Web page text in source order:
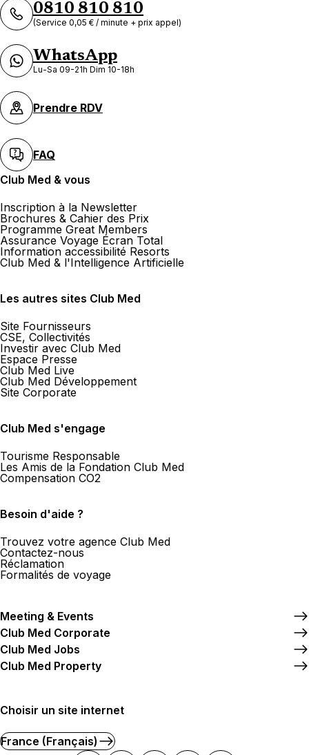
0810 810 810
(Service 0,05 € / minute + prix appel)
WhatsApp
Lu-Sa 09-21h Dim 10-18h
Prendre RDV
FAQ
Club Med & vous
Inscription à la Newsletter
Brochures & Cahier des Prix
Programme Great Members
Assurance Voyage Écran Total
Information accessibilité Resorts
Club Med & l'Intelligence Artificielle
Les autres sites Club Med
Site Fournisseurs
CSE, Collectivités
Investir avec Club Med
Espace Presse
Club Med Live
Club Med Développement
Site Corporate
Club Med s'engage
Tourisme Responsable
Les Amis de la Fondation Club Med
Compensation CO2
Besoin d'aide ?
Trouvez votre agence Club Med
Contactez-nous
Réclamation
Formalités de voyage
Meeting & Events
Club Med Corporate
Club Med Jobs
Club Med Property
Choisir un site internet
France (Français)